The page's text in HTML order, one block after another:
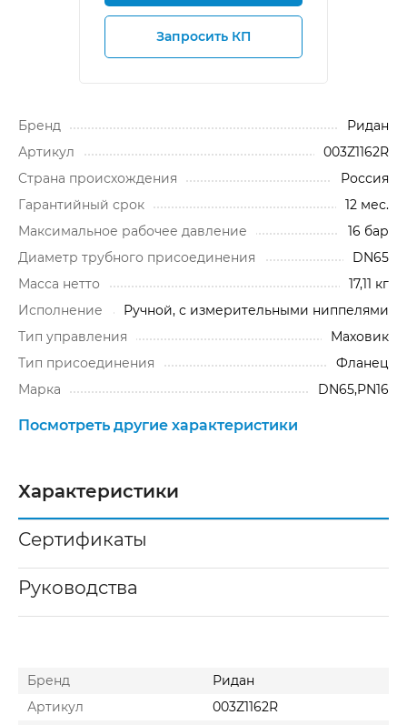
Бренд
Ридан
Артикул
003Z1162R
Cтрана происхождения
Россия
Гарантийный срок
12 мес.
Максимальное рабочее давление
16 бар
Диаметр трубного присоединения
DN65
Масса нетто
17,11 кг
Исполнение
Ручной, с измерительными ниппелями
Тип управления
Маховик
Тип присоединения
Фланец
Марка
DN65,PN16
Посмотреть другие характеристики
Запросить КП
Характеристики
Сертификаты
Руководства
Бренд
Ридан
Артикул
003Z1162R